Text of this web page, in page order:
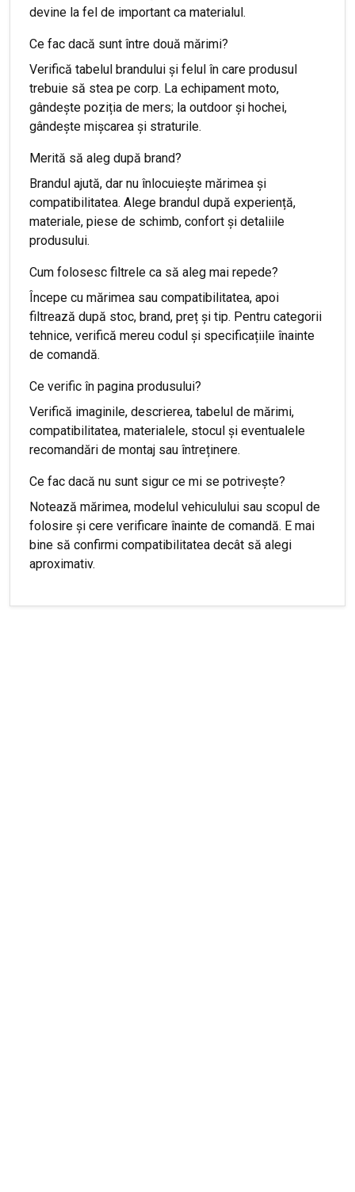
devine la fel de important ca materialul.
Ce fac dacă sunt între două mărimi?
Verifică tabelul brandului și felul în care produsul
trebuie să stea pe corp. La echipament moto,
gândește poziția de mers; la outdoor și hochei,
gândește mișcarea și straturile.
Merită să aleg după brand?
Brandul ajută, dar nu înlocuiește mărimea și
compatibilitatea. Alege brandul după experiență,
materiale, piese de schimb, confort și detaliile
produsului.
Cum folosesc filtrele ca să aleg mai repede?
Începe cu mărimea sau compatibilitatea, apoi
filtrează după stoc, brand, preț și tip. Pentru categorii
tehnice, verifică mereu codul și specificațiile înainte
de comandă.
Ce verific în pagina produsului?
Verifică imaginile, descrierea, tabelul de mărimi,
compatibilitatea, materialele, stocul și eventualele
recomandări de montaj sau întreținere.
Ce fac dacă nu sunt sigur ce mi se potrivește?
Notează mărimea, modelul vehiculului sau scopul de
folosire și cere verificare înainte de comandă. E mai
bine să confirmi compatibilitatea decât să alegi
aproximativ.